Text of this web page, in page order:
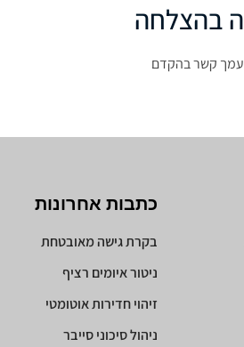
בהצלחה
עמך קשר בהקדם
כתבות אחרונות
בקרת גישה מאובטחת
ניטור איומים רציף
זיהוי חדירות אוטומטי
ניהול סיכוני סייבר